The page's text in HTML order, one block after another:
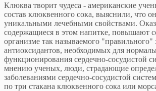
Клюква творит чудеса - американские
состав клюквенного сока, выяснили, что
уникальными лечебными свойствами.
содержащиеся в этом напитке, повышают
организме так называемого "правильного"
антиоксидантов, необходимых для
функционирования сердечно-сосудистой
мнению ученых, люди, страдающие
заболеваниями сердечно-сосудистой
по три стакана клюквенного сока или